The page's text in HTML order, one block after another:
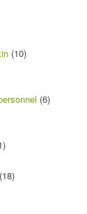
(10)
(6)